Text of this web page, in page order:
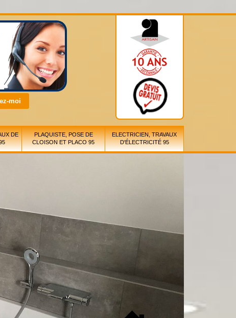
DE
PLAQUISTE, POSE DE
CLOISON ET PLACO 95
ELECTRICIEN, TRAVAUX
D'ÉLECTRICITÉ 95